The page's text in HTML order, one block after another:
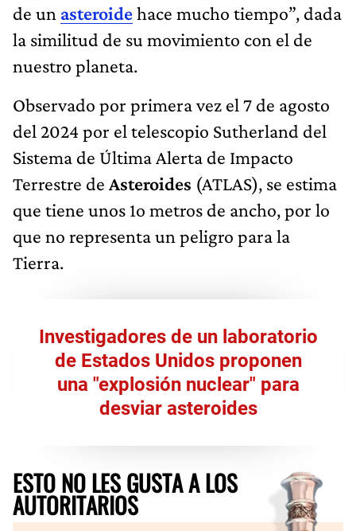
de un asteroidehace mucho tiempo”, dada
la similitud de su movimiento con el de
nuestro planeta.
Observado por primera vez el 7 de agosto
del 2024 por el telescopio Sutherland del
Sistema de Última Alerta de Impacto
Terrestre de Asteroides (ATLAS), se estima
que tiene unos 1o metros de ancho, por lo
que no representa un peligro para la
Tierra.
Investigadores de un laboratorio
de Estados Unidos proponen
una "explosión nuclear" para
desviar asteroides
ESTO NO LES GUSTA A LOS
AUTORITARIOS